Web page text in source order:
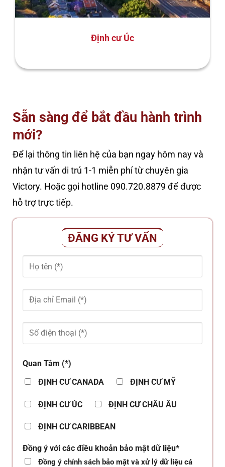
Định cư Úc
Sẵn sàng để bắt đầu hành trình
mới?
Để lại thông tin liên hệ của bạn ngay hôm nay và
nhận tư vấn di trú 1-1 miễn phí từ chuyên gia
Victory. Hoặc gọi hotline 090.720.8879 để được
hỗ trợ trực tiếp.
ĐĂNG KÝ TƯ VẤN
Quan Tâm (*)
ĐỊNH CƯ CANADA
ĐỊNH CƯ MỸ
ĐỊNH CƯ ÚC ĐỊNH CƯ CHÂU ÂU
ĐỊNH CƯ CARIBBEAN
Đồng ý với các điều khoản bảo mật dữ liệu*
Đồng ý chính sách bảo mật và xử lý dữ liệu cá